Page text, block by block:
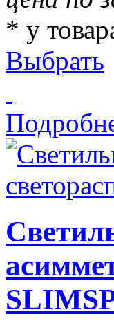
* у
Выбрать